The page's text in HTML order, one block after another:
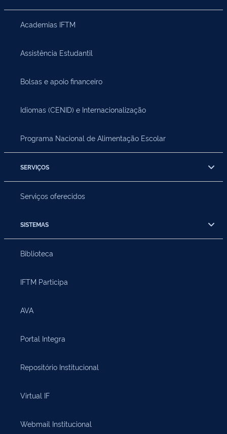
Academias IFTM
Assistência Estudantil
Bolsas e apoio financeiro
Idiomas (CENID) e Internacionalização
Programa Nacional de Alimentação Escolar
SERVIÇOS
Serviços oferecidos
SISTEMAS
Biblioteca
IFTM Participa
AVA
Portal Integra
Repositório Institucional
Virtual IF
Webmail Institucional